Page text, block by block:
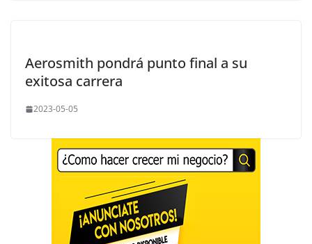
Aerosmith pondrá punto final a su
exitosa carrera
2023-05-05